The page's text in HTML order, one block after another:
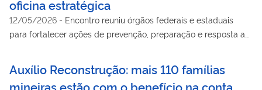
oficina estratégica
12/05/2026 - Encontro reuniu órgãos federais e estaduais
para fortalecer ações de prevenção, preparação e resposta a
Auxílio Reconstrução: mais 110 famílias
mineiras estão com o benefício na conta